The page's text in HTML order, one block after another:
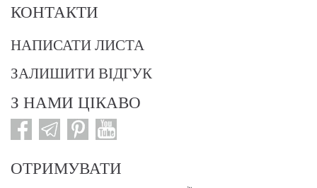
КОНТАКТИ
НАПИСАТИ ЛИСТА
ЗАЛИШИТИ ВІДГУК
З НАМИ ЦІКАВО
ОТРИМУВАТИ